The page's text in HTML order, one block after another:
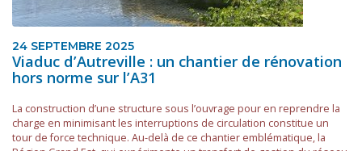
24 SEPTEMBRE 2025
Viaduc d’Autreville : un chantier de rénovation
hors norme sur l’A31
La construction d’une structure sous l’ouvrage pour en reprendre la
charge en minimisant les interruptions de circulation constitue un
tour de force technique. Au-delà de ce chantier emblématique, la